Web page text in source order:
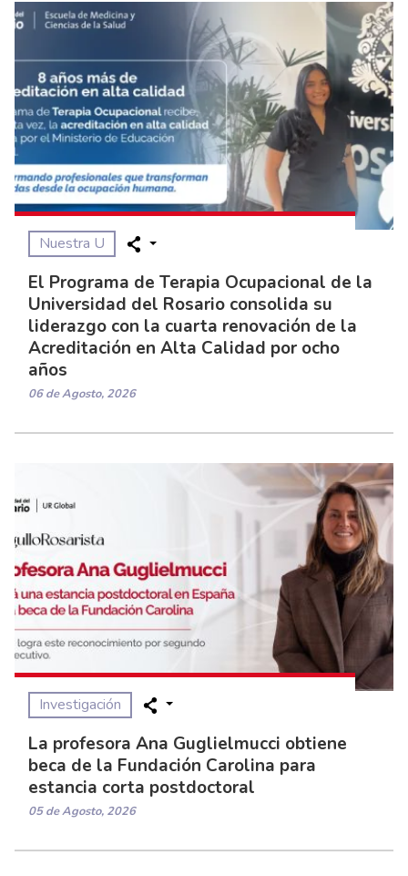
Nuestra U
El Programa de Terapia Ocupacional de la
Universidad del Rosario consolida su
liderazgo con la cuarta renovación de la
Acreditación en Alta Calidad por ocho
años
06 de Agosto, 2026
Investigación
La profesora Ana Guglielmucci obtiene
beca de la Fundación Carolina para
estancia corta postdoctoral
05 de Agosto, 2026